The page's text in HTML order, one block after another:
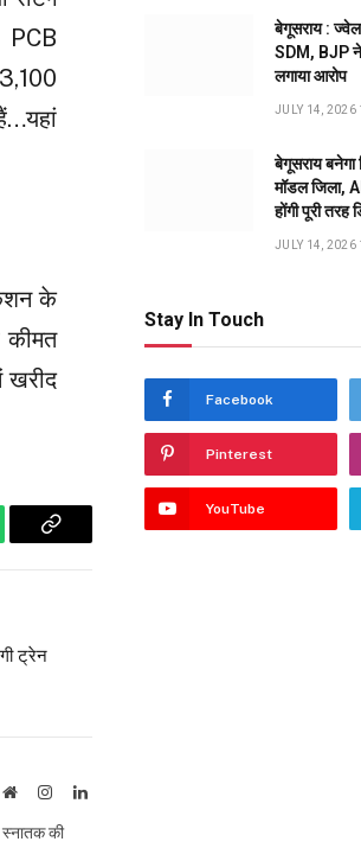
के
कीमत
Copy
ट्रेन
WebsiteInstagramLinkedIn
की
बेगूसराय :
SDM, BJP
लगाया आरोप
JULY 14, 2026
बेगूसराय बनेगा
मॉडल जिला,
होंगी पूरी तरह
JULY 14, 2026
Stay In Touch
Facebook
Pinterest
YouTube